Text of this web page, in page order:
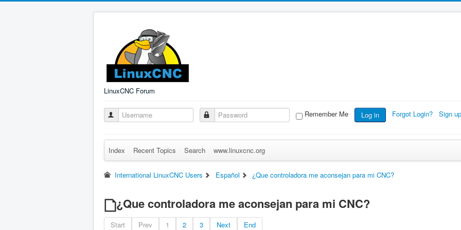
LinuxCNC Forum
Remember Me Log in Forgot Login? Sign
Index Recent Topics Search www.linuxcnc.org
International LinuxCNC Users Español ¿Que controladora me aconsejan para mi CNC?
¿Que controladora me aconsejan para mi CNC?
Start Prev 1 2 3 Next End